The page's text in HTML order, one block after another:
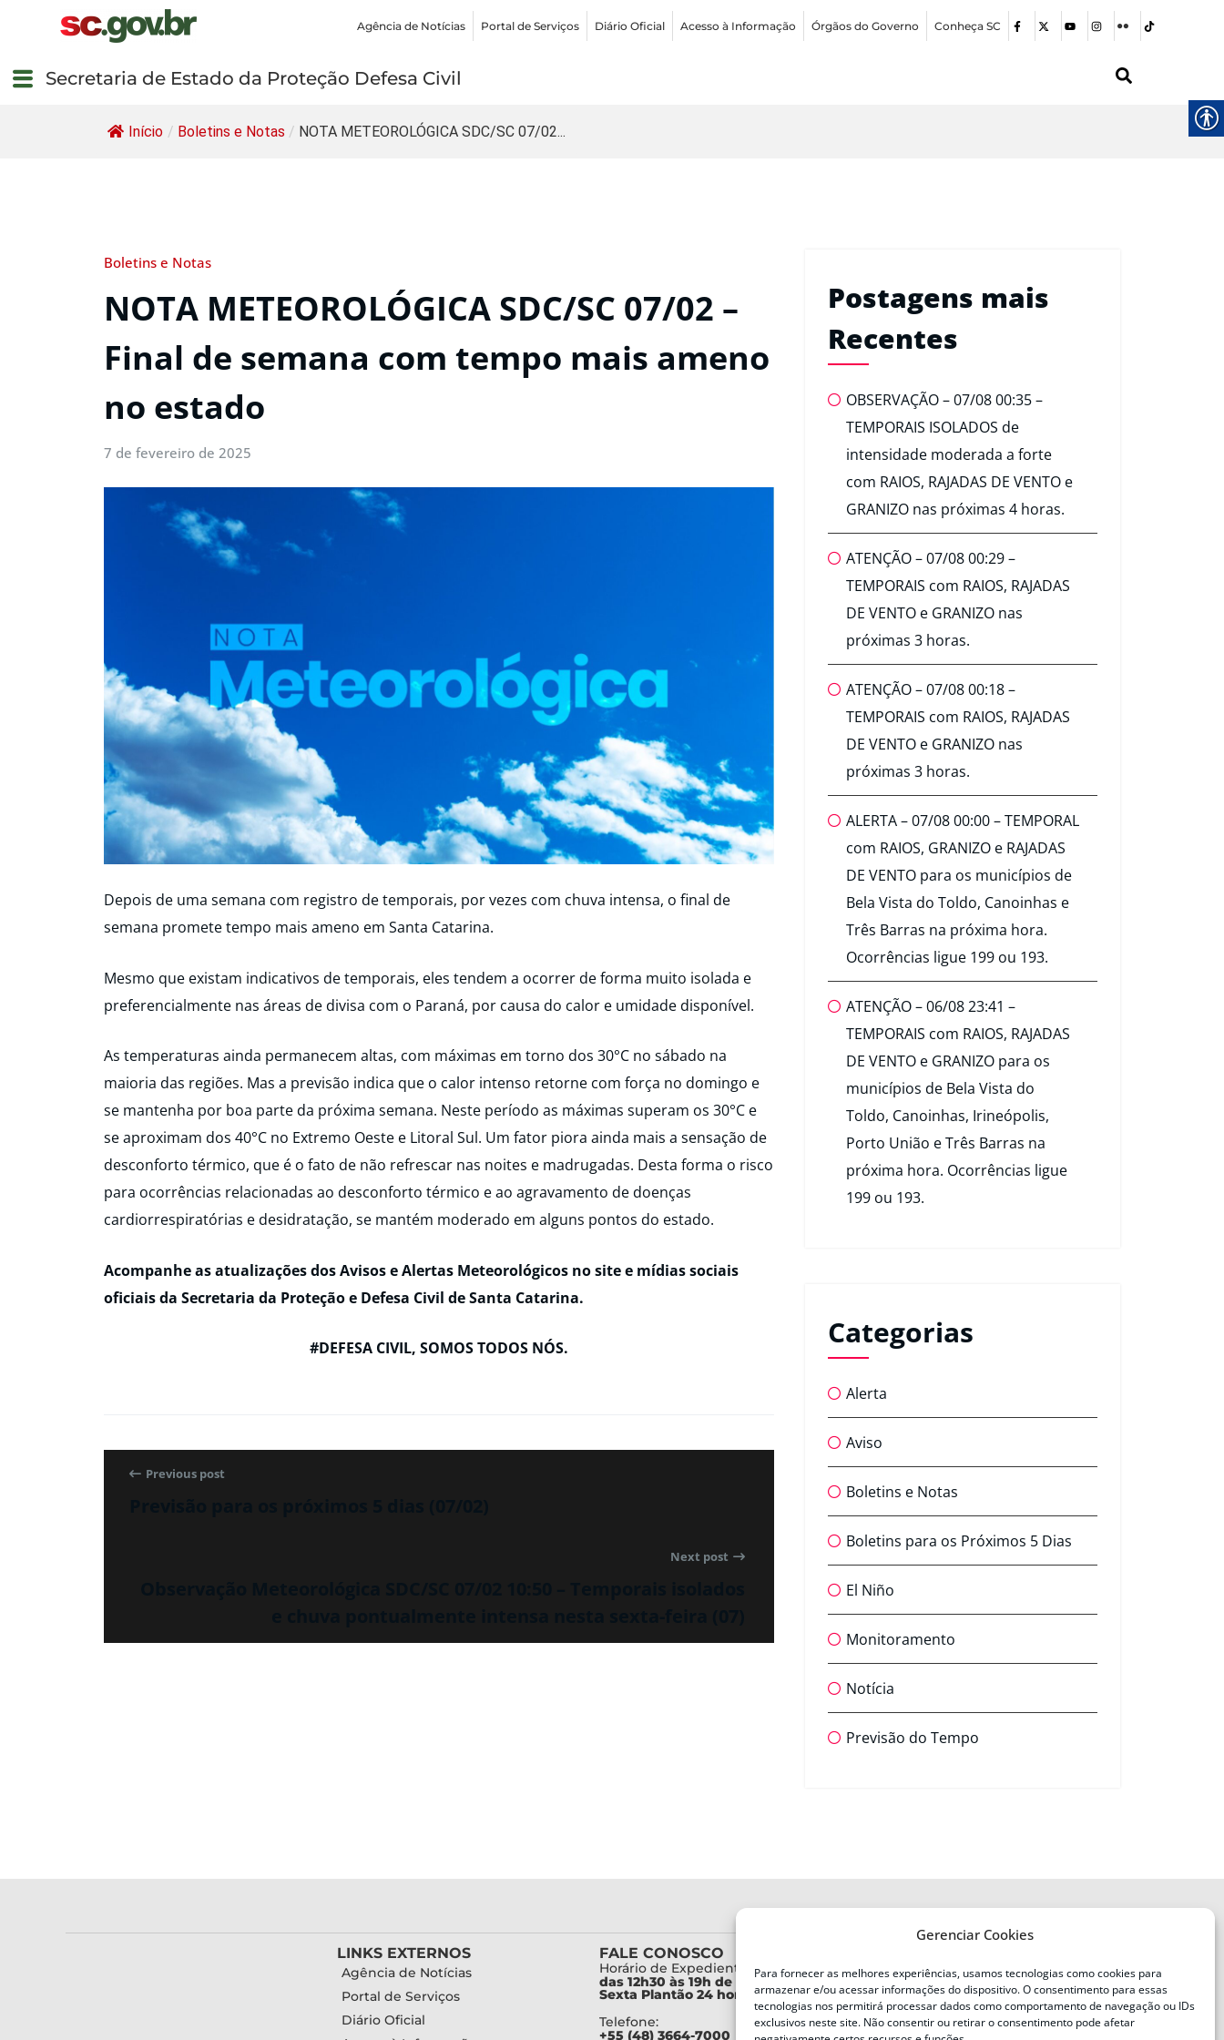
Gerenciar Cookies
Para fornecer as melhores experiências, usamos tecnologias como cookies para
armazenar e/ou acessar informações do dispositivo. O consentimento para essas
tecnologias nos permitirá processar dados como comportamento de navegação ou IDs
exclusivos neste site. Não consentir ou retirar o consentimento pode afetar
Agência de Notícias Portal de Serviços Diário Oficial Acesso à Informação Órgãos do Governo Conheça SC
Secretaria de Estado da Proteção Defesa Civil
Início / Boletins e Notas / NOTA METEOROLÓGICA SDC/SC 07/02...
Boletins e Notas
NOTA METEOROLÓGICA SDC/SC 07/02 –
Final de semana com tempo mais ameno
no estado
7 de fevereiro de 2025
Depois de uma semana com registro de temporais, por vezes com chuva intensa, o final de
semana promete tempo mais ameno em Santa Catarina.
Mesmo que existam indicativos de temporais, eles tendem a ocorrer de forma muito isolada e
preferencialmente nas áreas de divisa com o Paraná, por causa do calor e umidade disponível.
As temperaturas ainda permanecem altas, com máximas em torno dos 30°C no sábado na
maioria das regiões. Mas a previsão indica que o calor intenso retorne com força no domingo e
se mantenha por boa parte da próxima semana. Neste período as máximas superam os 30°C e
se aproximam dos 40°C no Extremo Oeste e Litoral Sul. Um fator piora ainda mais a sensação de
desconforto térmico, que é o fato de não refrescar nas noites e madrugadas. Desta forma o risco
para ocorrências relacionadas ao desconforto térmico e ao agravamento de doenças
cardiorrespiratórias e desidratação, se mantém moderado em alguns pontos do estado.
Acompanhe as atualizações dos Avisos e Alertas Meteorológicos no site e mídias sociais
oficiais da Secretaria da Proteção e Defesa Civil de Santa Catarina.
#DEFESA CIVIL, SOMOS TODOS NÓS.
Previous post
Next post
Postagens mais
Recentes
OBSERVAÇÃO – 07/08 00:35 –
TEMPORAIS ISOLADOS de
intensidade moderada a forte
com RAIOS, RAJADAS DE VENTO e
GRANIZO nas próximas 4 horas.
ATENÇÃO – 07/08 00:29 –
TEMPORAIS com RAIOS, RAJADAS
DE VENTO e GRANIZO nas
próximas 3 horas.
ATENÇÃO – 07/08 00:18 –
TEMPORAIS com RAIOS, RAJADAS
DE VENTO e GRANIZO nas
próximas 3 horas.
ALERTA – 07/08 00:00 – TEMPORAL
com RAIOS, GRANIZO e RAJADAS
DE VENTO para os municípios de
Bela Vista do Toldo, Canoinhas e
Três Barras na próxima hora.
Ocorrências ligue 199 ou 193.
ATENÇÃO – 06/08 23:41 –
TEMPORAIS com RAIOS, RAJADAS
DE VENTO e GRANIZO para os
municípios de Bela Vista do
Toldo, Canoinhas, Irineópolis,
Porto União e Três Barras na
próxima hora. Ocorrências ligue
199 ou 193.
Categorias
Alerta
Aviso
Boletins e Notas
Boletins para os Próximos 5 Dias
El Niño
Monitoramento
Notícia
Previsão do Tempo
LINKS EXTERNOS
Agência de Notícias
Portal de Serviços
Diário Oficial
FALE CONOSCO
Horário de Expediente:
das 12h30 às 19h de Segunda a
Sexta Plantão 24 horas diariamente
Telefone:
+55 (48) 3664-7000
Defesa Civil do Estado de Santa
Catarina
Av. Ivo Silveira, nº 2320
Bairro: